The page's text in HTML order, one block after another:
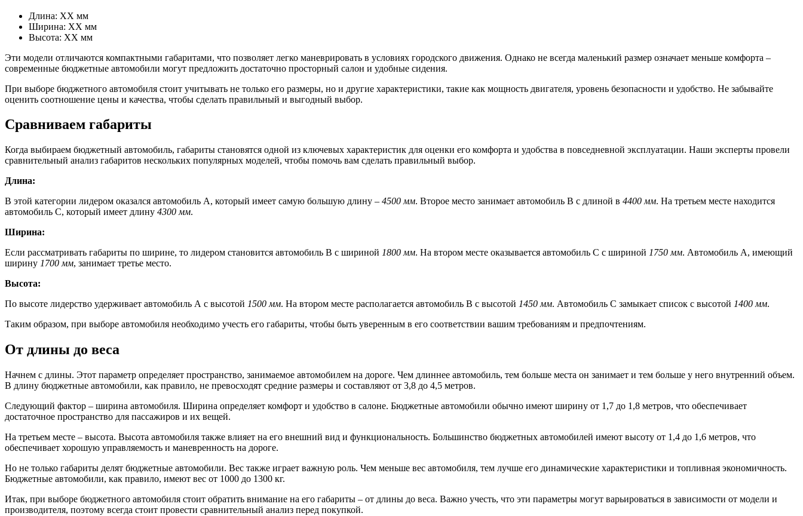
Длина: XX мм
Ширина: XX мм
Высота: XX мм
Эти модели отличаются компактными габаритами, что позволяет легко маневрировать в условиях городского движения. Однако не всегда маленький размер означает меньше комфорта –
современные бюджетные автомобили могут предложить достаточно просторный салон и удобные сидения.
При выборе бюджетного автомобиля стоит учитывать не только его размеры, но и другие характеристики, такие как мощность двигателя, уровень безопасности и удобство. Не забывайте
оценить соотношение цены и качества, чтобы сделать правильный и выгодный выбор.
Сравниваем габариты
Когда выбираем бюджетный автомобиль, габариты становятся одной из ключевых характеристик для оценки его комфорта и удобства в повседневной эксплуатации. Наши эксперты провели
сравнительный анализ габаритов нескольких популярных моделей, чтобы помочь вам сделать правильный выбор.
Длина:
В этой категории лидером оказался автомобиль А, который имеет самую большую длину – 4500 мм. Второе место занимает автомобиль В с длиной в 4400 мм. На третьем месте находится
автомобиль С, который имеет длину 4300 мм.
Ширина:
Если рассматривать габариты по ширине, то лидером становится автомобиль В с шириной 1800 мм. На втором месте оказывается автомобиль С с шириной 1750 мм. Автомобиль А, имеющий
ширину 1700 мм, занимает третье место.
Высота:
По высоте лидерство удерживает автомобиль А с высотой 1500 мм. На втором месте располагается автомобиль В с высотой 1450 мм. Автомобиль С замыкает список с высотой 1400 мм.
Таким образом, при выборе автомобиля необходимо учесть его габариты, чтобы быть уверенным в его соответствии вашим требованиям и предпочтениям.
От длины до веса
Начнем с длины. Этот параметр определяет пространство, занимаемое автомобилем на дороге. Чем длиннее автомобиль, тем больше места он занимает и тем больше у него внутренний объем.
В длину бюджетные автомобили, как правило, не превосходят средние размеры и составляют от 3,8 до 4,5 метров.
Следующий фактор – ширина автомобиля. Ширина определяет комфорт и удобство в салоне. Бюджетные автомобили обычно имеют ширину от 1,7 до 1,8 метров, что обеспечивает
достаточное пространство для пассажиров и их вещей.
На третьем месте – высота. Высота автомобиля также влияет на его внешний вид и функциональность. Большинство бюджетных автомобилей имеют высоту от 1,4 до 1,6 метров, что
обеспечивает хорошую управляемость и маневренность на дороге.
Но не только габариты делят бюджетные автомобили. Вес также играет важную роль. Чем меньше вес автомобиля, тем лучше его динамические характеристики и топливная экономичность.
Бюджетные автомобили, как правило, имеют вес от 1000 до 1300 кг.
Итак, при выборе бюджетного автомобиля стоит обратить внимание на его габариты – от длины до веса. Важно учесть, что эти параметры могут варьироваться в зависимости от модели и
производителя, поэтому всегда стоит провести сравнительный анализ перед покупкой.